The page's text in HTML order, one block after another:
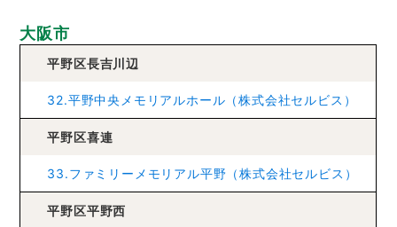
大阪市
平野区長吉川辺
32.平野中央メモリアルホール（株式会社セルビス）
平野区喜連
33.ファミリーメモリアル平野（株式会社セルビス）
平野区平野西